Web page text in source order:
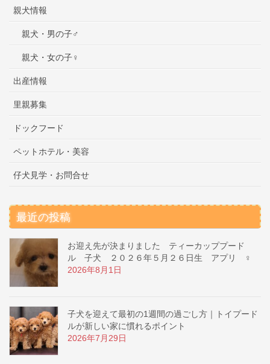
親犬情報
親犬・男の子♂
親犬・女の子♀
出産情報
里親募集
ドックフード
ペットホテル・美容
仔犬見学・お問合せ
最近の投稿
お迎え先が決まりました ティーカッププード
ル 子犬 ２０２６年５月２６日生 アプリ ♀
2026年8月1日
子犬を迎えて最初の1週間の過ごし方｜トイプード
ルが新しい家に慣れるポイント
2026年7月29日